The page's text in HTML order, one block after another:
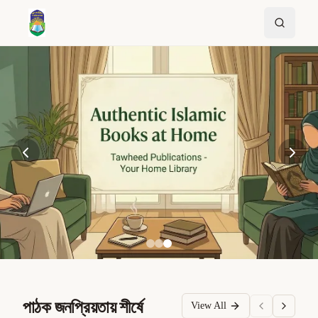
পাঠক জনপ্রিয়তায় শীর্ষে View All